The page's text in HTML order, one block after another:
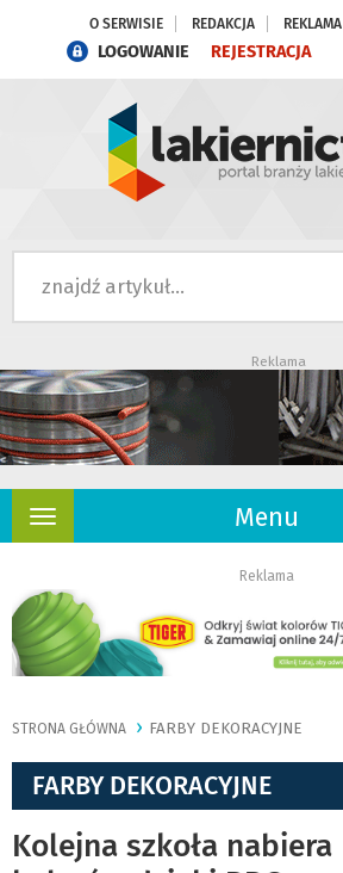
O SERWISIE REDAKCJA REKLAMA
LOGOWANIE REJESTRACJA
Reklama
Menu
Rozwiń
Reklama
STRONA GŁÓWNA FARBY DEKORACYJNE
FARBY DEKORACYJNE
Kolejna szkoła nabiera